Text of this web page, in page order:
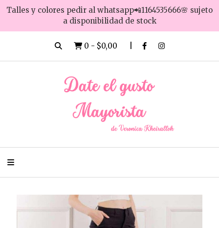
Talles y colores pedir al whatsapp📲1164535666🌸 sujeto
a disponibilidad de stock
0 - $0,00